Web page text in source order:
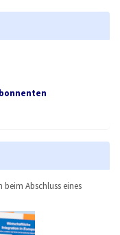
beim Abschluss eines